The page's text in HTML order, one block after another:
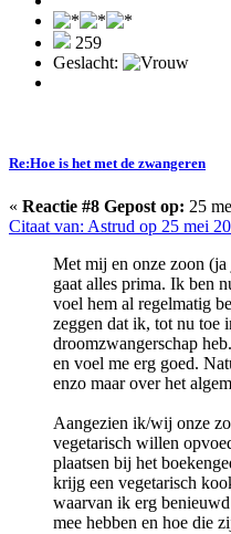
259
Geslacht:
Re:Hoe is het met de zwangeren
« Reactie #8 Gepost op: 25
Citaat van: Astrud op 25 mei
Met mij en onze zoon
gaat alles prima. Ik ben
voel hem al regelmatig
zeggen dat ik, tot nu toe
droomzwangerschap
en voel me erg goed.
enzo maar over het
Aangezien ik/wij onze
vegetarisch willen
plaatsen bij het
krijg een vegetarisch
waarvan ik erg
mee hebben en hoe die